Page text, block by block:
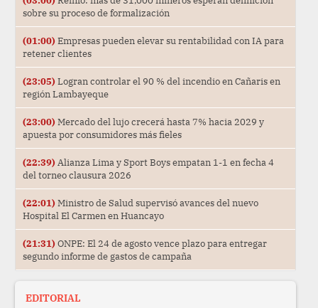
sobre su proceso de formalización
(01:00) Empresas pueden elevar su rentabilidad con IA para
retener clientes
(23:05) Logran controlar el 90 % del incendio en Cañaris en
región Lambayeque
(23:00) Mercado del lujo crecerá hasta 7% hacia 2029 y
apuesta por consumidores más fieles
(22:39) Alianza Lima y Sport Boys empatan 1-1 en fecha 4
del torneo clausura 2026
(22:01) Ministro de Salud supervisó avances del nuevo
Hospital El Carmen en Huancayo
(21:31) ONPE: El 24 de agosto vence plazo para entregar
segundo informe de gastos de campaña
EDITORIAL